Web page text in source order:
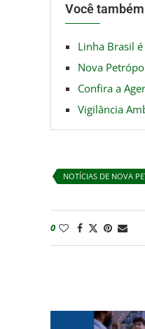
Você
Linha Brasil
Nova
Confira a
Vigilância
NOTÍCIAS DE NOVA
0